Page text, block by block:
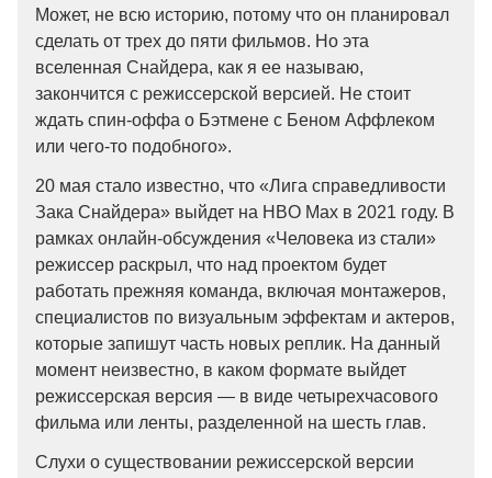
Может, не всю историю, потому что он планировал
сделать от трех до пяти фильмов. Но эта
вселенная Снайдера, как я ее называю,
закончится с режиссерской версией. Не стоит
ждать спин-оффа о Бэтмене с Беном Аффлеком
или чего-то подобного».
20 мая стало известно, что «Лига справедливости
Зака Снайдера» выйдет на HBO Max в 2021 году. В
рамках онлайн-обсуждения «Человека из стали»
режиссер раскрыл, что над проектом будет
работать прежняя команда, включая монтажеров,
специалистов по визуальным эффектам и актеров,
которые запишут часть новых реплик. На данный
момент неизвестно, в каком формате выйдет
режиссерская версия — в виде четырехчасового
фильма или ленты, разделенной на шесть глав.
Слухи о существовании режиссерской версии